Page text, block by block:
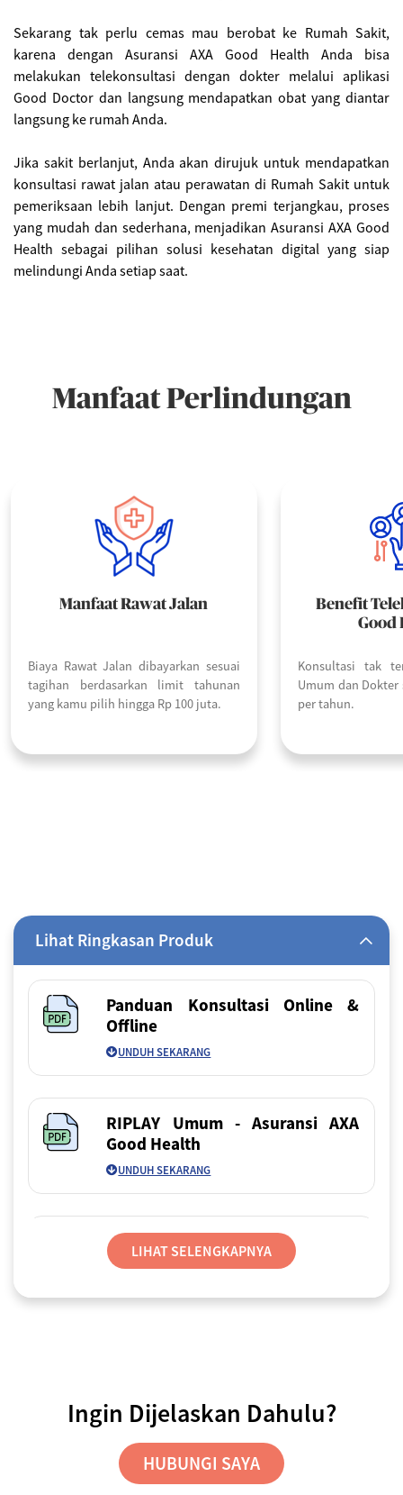
Sekarang tak perlu cemas mau berobat ke Rumah Sakit,
karena dengan Asuransi AXA Good Health Anda bisa
melakukan telekonsultasi dengan dokter melalui aplikasi
Good Doctor dan langsung mendapatkan obat yang diantar
langsung ke rumah Anda.
Jika sakit berlanjut, Anda akan dirujuk untuk mendapatkan
konsultasi rawat jalan atau perawatan di Rumah Sakit untuk
pemeriksaan lebih lanjut. Dengan premi terjangkau, proses
yang mudah dan sederhana, menjadikan Asuransi AXA Good
Health sebagai pilihan solusi kesehatan digital yang siap
melindungi Anda setiap saat.
Manfaat Perlindungan
Manfaat Rawat Jalan
Biaya Rawat Jalan dibayarkan sesuai
tagihan berdasarkan limit tahunan
yang kamu pilih hingga Rp 100 juta.
Benefit
Good
Konsultasi tak
Umum dan Dokter
per tahun.
Lihat Ringkasan Produk
Panduan Konsultasi Online &
Offline
UNDUH SEKARANG
RIPLAY Umum - Asuransi AXA
Good Health
UNDUH SEKARANG
Panduan Lengkap Pembelian
UNDUH SEKARANG
Panduan Klaim Offline – Aplikasi
LIHAT SELENGKAPNYA
Ingin Dijelaskan Dahulu?
HUBUNGI SAYA